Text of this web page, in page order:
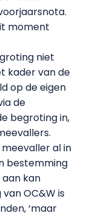
moment
niet
kader van de
op de eigen
de
begroting in,
al in
bestemming
kan
OC&W is
‘maar